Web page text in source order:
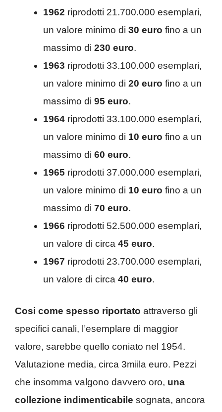
1962 riprodotti 21.700.000 esemplari,
un valore minimo di 30 euro fino a un
massimo di 230 euro.
1963 riprodotti 33.100.000 esemplari,
un valore minimo di 20 euro fino a un
massimo di 95 euro.
1964 riprodotti 33.100.000 esemplari,
un valore minimo di 10 euro fino a un
massimo di 60 euro.
1965 riprodotti 37.000.000 esemplari,
un valore minimo di 10 euro fino a un
massimo di 70 euro.
1966 riprodotti 52.500.000 esemplari,
un valore di circa 45 euro.
1967 riprodotti 23.700.000 esemplari,
un valore di circa 40 euro.
Cosi come spesso riportato attraverso gli
specifici canali, l’esemplare di maggior
valore, sarebbe quello coniato nel 1954.
Valutazione media, circa 3miila euro. Pezzi
che insomma valgono davvero oro, una
collezione indimenticabile sognata, ancora